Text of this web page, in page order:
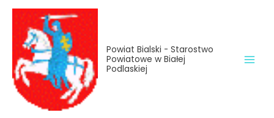
treści
Przejdź
treści
Powiat Bialski - Starostwo
Powiatowe w Białej
Podlaskiej